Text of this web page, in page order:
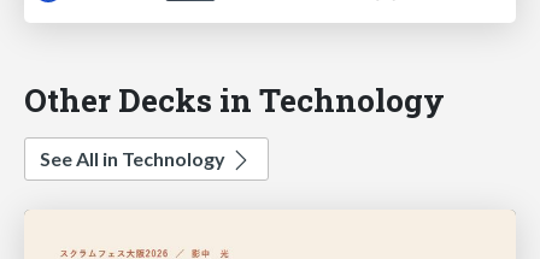
Other Decks in Technology
See All in Technology